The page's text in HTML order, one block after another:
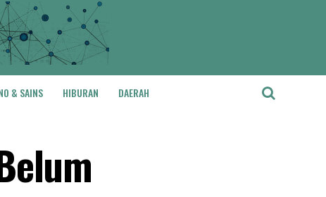
& SAINS HIBURAN DAERAH